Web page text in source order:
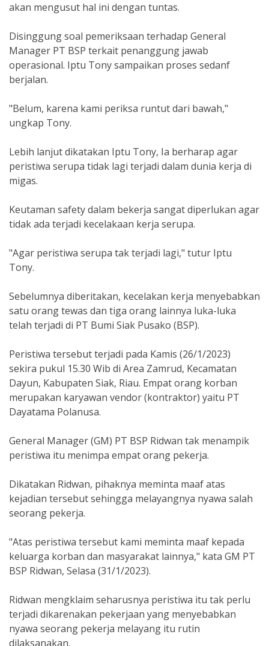
akan mengusut hal ini dengan tuntas.
Disinggung soal pemeriksaan terhadap General
Manager PT BSP terkait penanggung jawab
operasional. Iptu Tony sampaikan proses sedanf
berjalan.
"Belum, karena kami periksa runtut dari bawah,"
ungkap Tony.
Lebih lanjut dikatakan Iptu Tony, Ia berharap agar
peristiwa serupa tidak lagi terjadi dalam dunia kerja di
migas.
Keutaman safety dalam bekerja sangat diperlukan agar
tidak ada terjadi kecelakaan kerja serupa.
"Agar peristiwa serupa tak terjadi lagi," tutur Iptu
Tony.
Sebelumnya diberitakan, kecelakan kerja menyebabkan
satu orang tewas dan tiga orang lainnya luka-luka
telah terjadi di PT Bumi Siak Pusako (BSP).
Peristiwa tersebut terjadi pada Kamis (26/1/2023)
sekira pukul 15.30 Wib di Area Zamrud, Kecamatan
Dayun, Kabupaten Siak, Riau. Empat orang korban
merupakan karyawan vendor (kontraktor) yaitu PT
Dayatama Polanusa.
General Manager (GM) PT BSP Ridwan tak menampik
peristiwa itu menimpa empat orang pekerja.
Dikatakan Ridwan, pihaknya meminta maaf atas
kejadian tersebut sehingga melayangnya nyawa salah
seorang pekerja.
"Atas peristiwa tersebut kami meminta maaf kepada
keluarga korban dan masyarakat lainnya," kata GM PT
BSP Ridwan, Selasa (31/1/2023).
Ridwan mengklaim seharusnya peristiwa itu tak perlu
terjadi dikarenakan pekerjaan yang menyebabkan
nyawa seorang pekerja melayang itu rutin
dilaksanakan.